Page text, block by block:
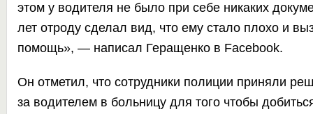
этом у водителя не было при себе никаких
лет отроду сделал вид, что ему стало плохо и
помощь», — написал Геращенко в Facebook.
Он отметил, что сотрудники полиции приняли
за водителем в больницу для того чтобы